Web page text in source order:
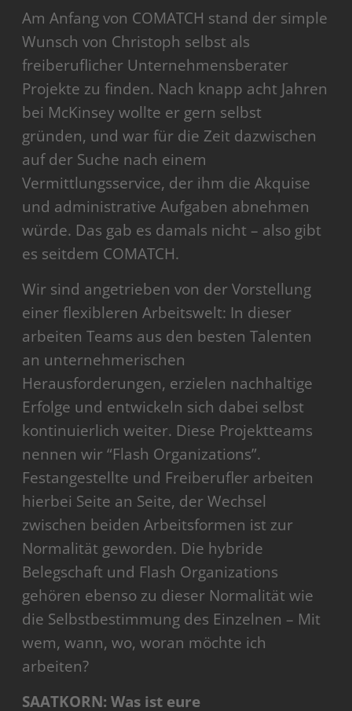
Am Anfang von COMATCH stand der simple
Wunsch von Christoph selbst als
freiberuflicher Unternehmensberater
Projekte zu finden. Nach knapp acht Jahren
bei McKinsey wollte er gern selbst
gründen, und war für die Zeit dazwischen
auf der Suche nach einem
Vermittlungsservice, der ihm die Akquise
und administrative Aufgaben abnehmen
würde. Das gab es damals nicht – also gibt
es seitdem COMATCH.
Wir sind angetrieben von der Vorstellung
einer flexibleren Arbeitswelt: In dieser
arbeiten Teams aus den besten Talenten
an unternehmerischen
Herausforderungen, erzielen nachhaltige
Erfolge und entwickeln sich dabei selbst
kontinuierlich weiter. Diese Projektteams
nennen wir “Flash Organizations”.
Festangestellte und Freiberufler arbeiten
hierbei Seite an Seite, der Wechsel
zwischen beiden Arbeitsformen ist zur
Normalität geworden. Die hybride
Belegschaft und Flash Organizations
gehören ebenso zu dieser Normalität wie
die Selbstbestimmung des Einzelnen – Mit
wem, wann, wo, woran möchte ich
arbeiten?
SAATKORN: Was ist eure